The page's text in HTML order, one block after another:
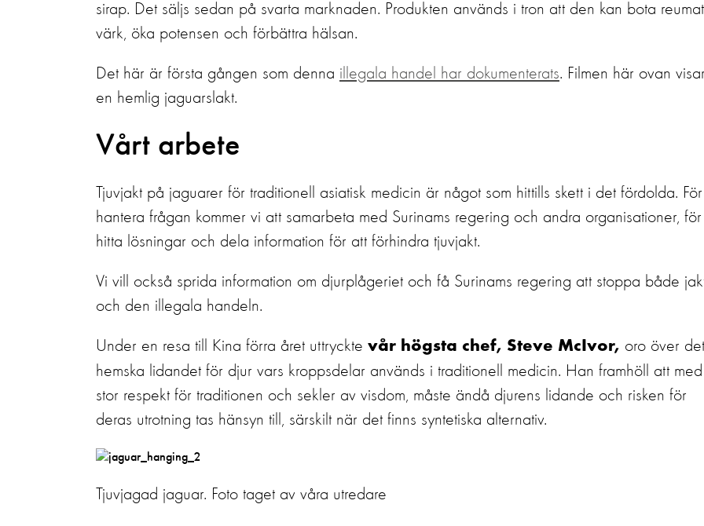
sirap. Det säljs sedan på svarta marknaden. Produkten används i tron att den kan bota
värk, öka potensen och förbättra hälsan.
Det här är första gången som denna illegala handel har dokumenterats. Filmen här ovan
en hemlig jaguarslakt.
Vårt arbete
Tjuvjakt på jaguarer för traditionell asiatisk medicin är något som hittills skett i det fördolda.
hantera frågan kommer vi att samarbeta med Surinams regering och andra organisationer,
hitta lösningar och dela information för att förhindra tjuvjakt.
Vi vill också sprida information om djurplågeriet och få Surinams regering att stoppa både
och den illegala handeln.
Under en resa till Kina förra året uttryckte vår högsta chef, Steve McIvor, oro över det
hemska lidandet för djur vars kroppsdelar används i traditionell medicin. Han framhöll att med
stor respekt för traditionen och sekler av visdom, måste ändå djurens lidande och risken för
deras utrotning tas hänsyn till, särskilt när det finns syntetiska alternativ.
Tjuvjagad jaguar. Foto taget av våra utredare